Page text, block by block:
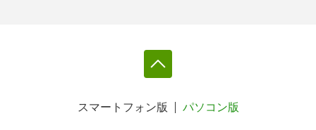
スマートフォン版 パソコン版